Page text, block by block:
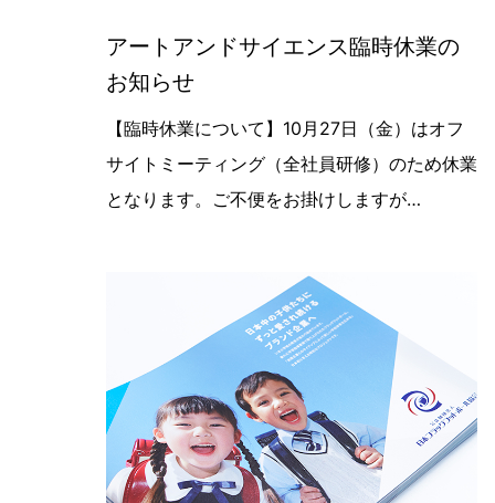
アートアンドサイエンス臨時休業の
お知らせ
【臨時休業について】10月27日（金
【臨時休業について】10月27日（金）はオフ
サイトミーティング（全社員研修）のため休業
となります。ご不便をお掛けしますが…